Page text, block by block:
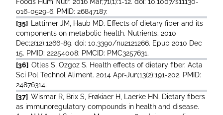
016-0529-6. PMID: 26847187.
[35]
Lattimer JM, Haub MD. Effects of dietary fiber and its
components on metabolic health. Nutrients. 2010
Dec;2(12):1266-89. doi: 10.3390/nu2121266. Epub 2010 Dec
15. PMID: 22254008; PMCID: PMC3257631.
[36] Otles S, Ozgoz S. Health effects of dietary fiber. Acta
Sci Pol Technol Aliment. 2014 Apr-Jun;13(2):191-202. PMID:
24876314.
[37] Wismar R, Brix S, Frøkiaer H, Laerke HN. Dietary fibers
as immunoregulatory compounds in health and disease.